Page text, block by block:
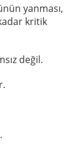
yanması,
kritik
değil.